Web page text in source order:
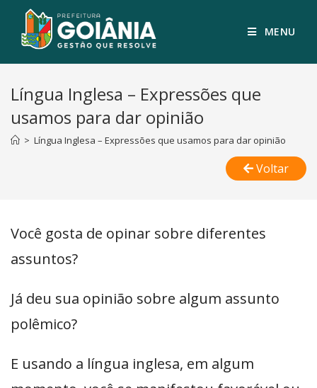
MENU
Língua Inglesa – Expressões que
usamos para dar opinião
> Língua Inglesa – Expressões que usamos para dar opinião
Voltar
Você gosta de opinar sobre diferentes
assuntos?
Já deu sua opinião sobre algum assunto
polêmico?
E usando a língua inglesa, em algum